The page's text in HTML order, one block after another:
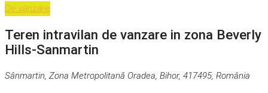
De vânzare
Teren intravilan de vanzare in zona Beverly
Hills-Sanmartin
Sânmartin, Zona Metropolitană Oradea, Bihor, 417495, România